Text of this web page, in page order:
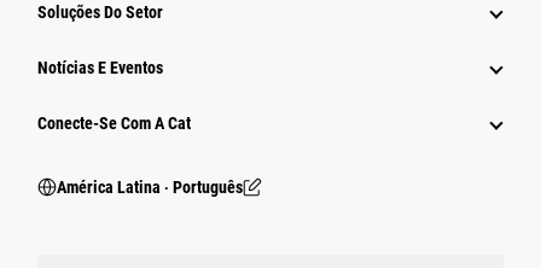
Soluções Do Setor
Notícias E Eventos
Conecte-Se Com A Cat
América Latina ‧ Português